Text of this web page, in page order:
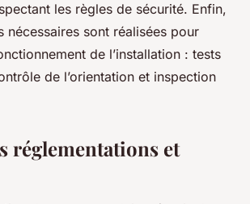
les règles de sécurité. Enfin,
nécessaires sont réalisées pour
de l’installation : tests
de l’orientation et inspection
réglementations et